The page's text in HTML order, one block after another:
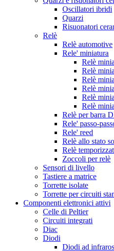
Oscillatori ibridi
Quarzi
Risuonatori
Relè
Relè automotive
Rele' miniatura
Relè
Relè
Relè
Relè
Relè
Relè
Relè per barra
Rele' passo-
Rele' reed
Relè allo stato
Relè
Zoccoli per relè
Sensori di livello
Tastiere a matrice
Torrette isolate
Torrette per circuiti
Componenti elettronici attivi
Celle di Peltier
Circuiti integrati
Diac
Diodi
Diodi ad